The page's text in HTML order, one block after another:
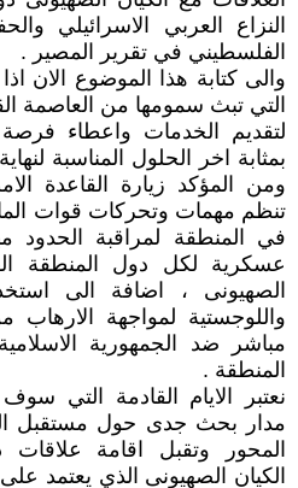
النزاع العربي الاسرائيلي
الفلسطيني في تقرير المصير .
والى كتابة هذا الموضوع الان
التي تبث سمومها من العاصمة
لتقديم الخدمات واعطاء فرصة
بمثابة اخر الحلول المناسبة
ومن المؤكد زيارة القاعدة
تنظم مهمات وتحركات قوات
في المنطقة لمراقبة الحدود
عسكرية لكل دول المنطقة
الصهيونى ، اضافة الى
واللوجستية لمواجهة
مباشر ضد الجمهورية
المنطقة .
نعتبر الايام القادمة التي
مدار بحث جدى حول مستقبل
المحور وتقبل اقامة
الكيان الصهيونى الذي يعتمد